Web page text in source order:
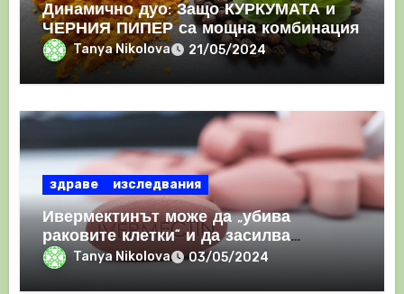
Динамично дуо: Защо КУРКУМАТА и
ЧЕРНИЯ ПИПЕР са мощна комбинация
Tanya Nikolova 21/05/2024
здраве изследвания
Ивермектинът може да „убива
раковите клетки“ и да засилва
имунния отговор
Tanya Nikolova 03/05/2024